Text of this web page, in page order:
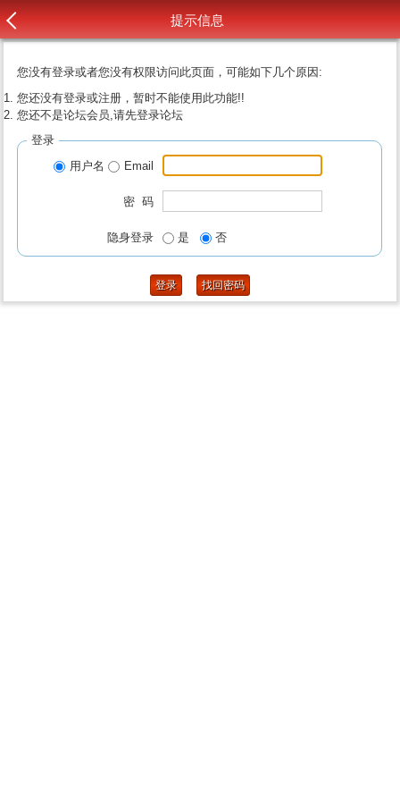
提示信息
您没有登录或者您没有权限访问此页面，可能如下几个原因:
您还没有登录或注册，暂时不能使用此功能!!
您还不是论坛会员,请先登录论坛
登录
用户名
Email
密 码
隐身登录 是 否